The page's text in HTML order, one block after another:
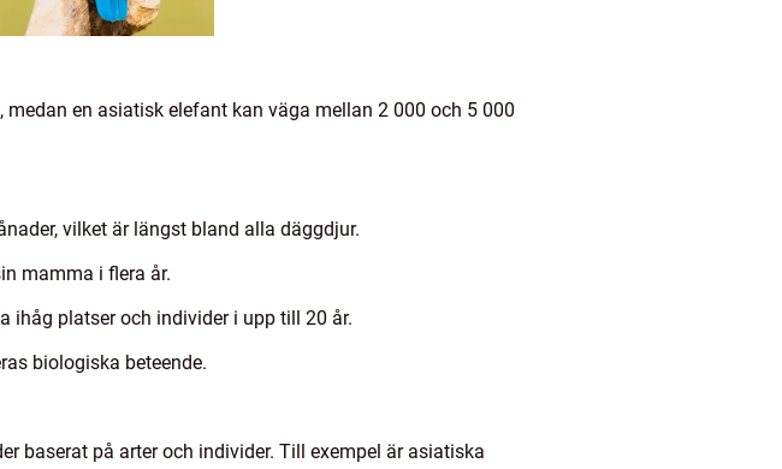
en asiatisk elefant kan väga mellan 2 000 och 5 000
vilket är längst bland alla däggdjur.
mamma i flera år.
ihåg platser och individer i upp till 20 år.
biologiska beteende.
baserat på arter och individer. Till exempel är asiatiska